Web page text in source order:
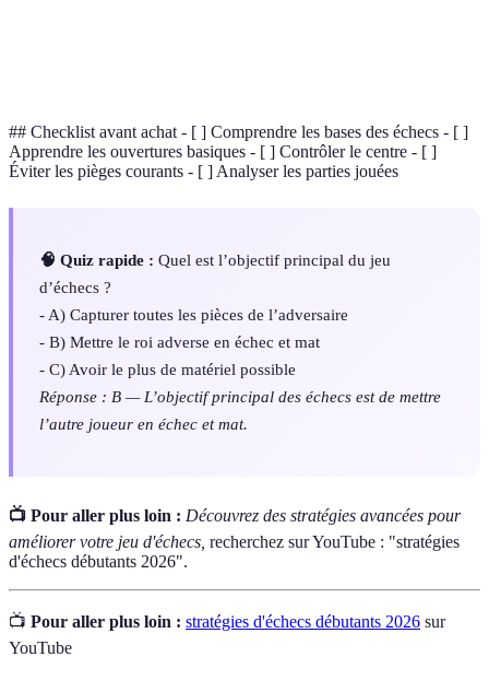
## Checklist avant achat - [ ] Comprendre les bases des échecs - [ ]
Apprendre les ouvertures basiques - [ ] Contrôler le centre - [ ]
Éviter les pièges courants - [ ] Analyser les parties jouées
🧠 Quiz rapide : Quel est l’objectif principal du jeu
d’échecs ?
- A) Capturer toutes les pièces de l’adversaire
- B) Mettre le roi adverse en échec et mat
- C) Avoir le plus de matériel possible
Réponse : B — L’objectif principal des échecs est de mettre
l’autre joueur en échec et mat.
📺 Pour aller plus loin : Découvrez des stratégies avancées pour
améliorer votre jeu d'échecs, recherchez sur YouTube : "stratégies
d'échecs débutants 2026".
📺 Pour aller plus loin : stratégies d'échecs débutants 2026 sur
YouTube